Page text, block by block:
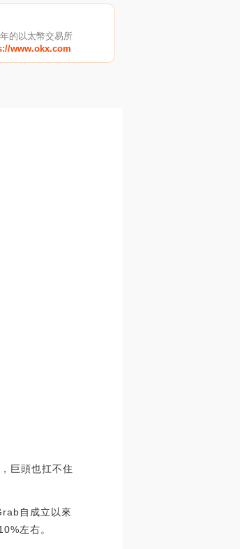
的以太幣交易所
www.okx.com
巨頭也扛不住
自成立以來
左右。